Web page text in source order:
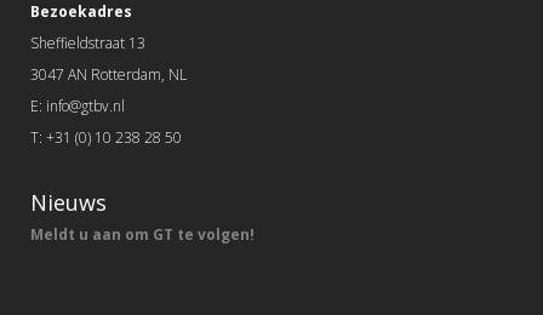
Bezoekadres
Sheffieldstraat 13
3047 AN Rotterdam, NL
E: info@gtbv.nl
T: +31 (0) 10 238 28 50
Nieuws
Meldt u aan om GT te volgen!